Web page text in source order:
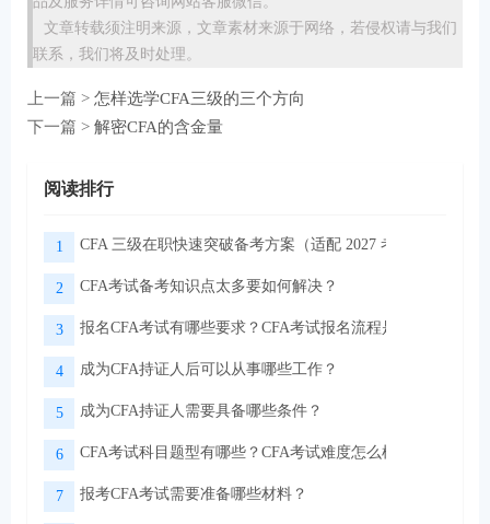
文章转载须注明来源，文章素材来源于网络，若侵权请与我们
联系，我们将及时处理。
上一篇 > 怎样选学CFA三级的三个方向
下一篇 > 解密CFA的含金量
阅读排行
1 CFA 三级在职快速突破备考方案（适配 2027 考季）
2 CFA考试备考知识点太多要如何解决？
3 报名CFA考试有哪些要求？CFA考试报名流程是怎样的？
4 成为CFA持证人后可以从事哪些工作？
5 成为CFA持证人需要具备哪些条件？
6 CFA考试科目题型有哪些？CFA考试难度怎么样？
7 报考CFA考试需要准备哪些材料？